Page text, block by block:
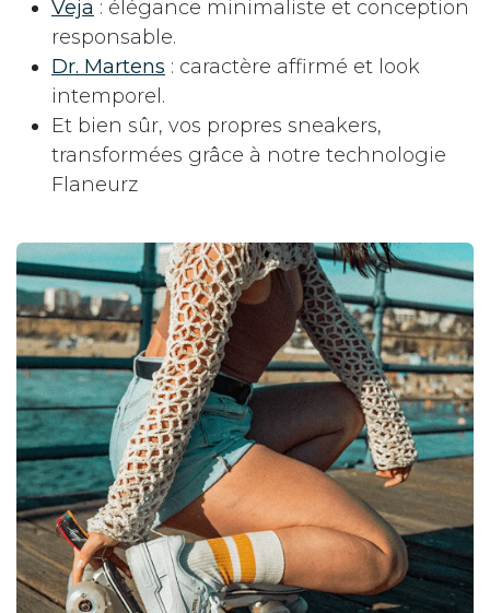
Veja : élégance minimaliste et conception
responsable.
Dr. Martens : caractère affirmé et look
intemporel.
Et bien sûr, vos propres sneakers,
transformées grâce à notre technologie
Flaneurz